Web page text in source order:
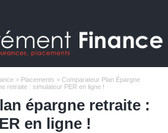
> Placements > Comparateur Plan Épargne
retraite : simulateur PER en ligne !
épargne retraite :
en ligne !